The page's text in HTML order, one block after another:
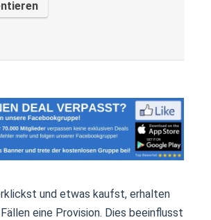
und etwas kaufst, erhalten
eine Provision. Dies beeinflusst